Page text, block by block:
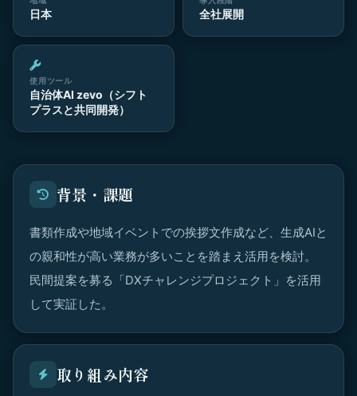
日本 全社展開
使用ツール
自治体AI zevo（シフト
プラスと共同開発）
背景・課題
書類作成や地域イベントでの挨拶文作成など、生成AIと
の親和性が高い業務が多いことを踏まえ活用を検討。
民間提案を募る「DXチャレンジプロジェクト」を活用
して実証した。
取り組み内容